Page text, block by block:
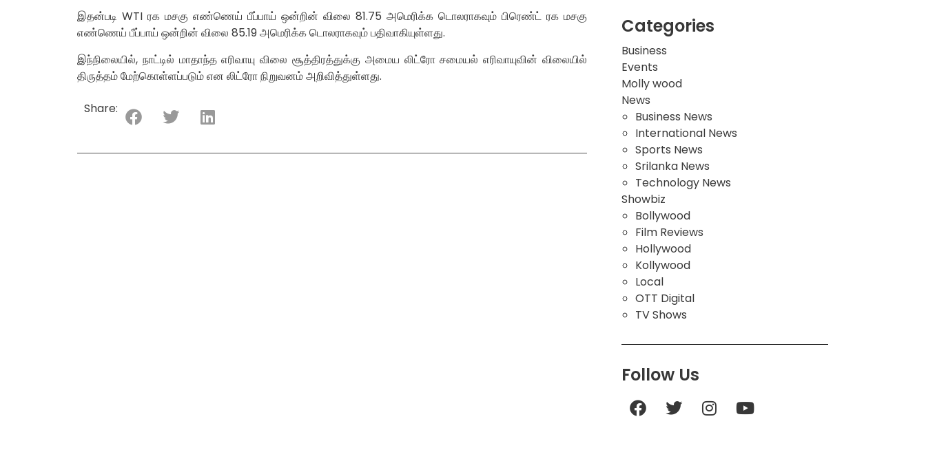
இதன்படி WTI ரக மசகு எண்ணெய் பீப்பாய் ஒன்றின் விலை 81.75 அமெரிக்க டொலராகவும் பிரெண்ட் ரக மசகு
எண்ணெய் பீப்பாய் ஒன்றின் விலை 85.19 அமெரிக்க டொலராகவும் பதிவாகியுள்ளது.
இந்நிலையில், நாட்டில் மாதாந்த எரிவாயு விலை சூத்திரத்துக்கு அமைய லிட்ரோ சமையல் எரிவாயுவின் விலையில்
திருத்தம் மேற்கொள்ளப்படும் என லிட்ரோ நிறுவனம் அறிவித்துள்ளது.
Share:
Categories
Business
Events
Molly wood
News
Business News
International News
Sports News
Srilanka News
Technology News
Showbiz
Bollywood
Film Reviews
Hollywood
Kollywood
Local
OTT Digital
TV Shows
Follow Us